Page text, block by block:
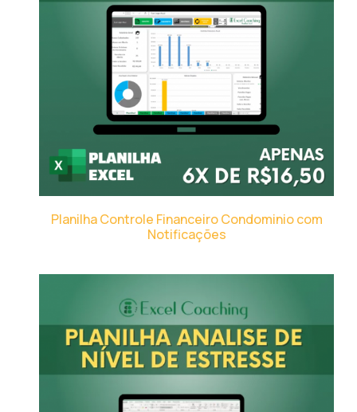
Planilha Controle Financeiro Condominio com
Notificações